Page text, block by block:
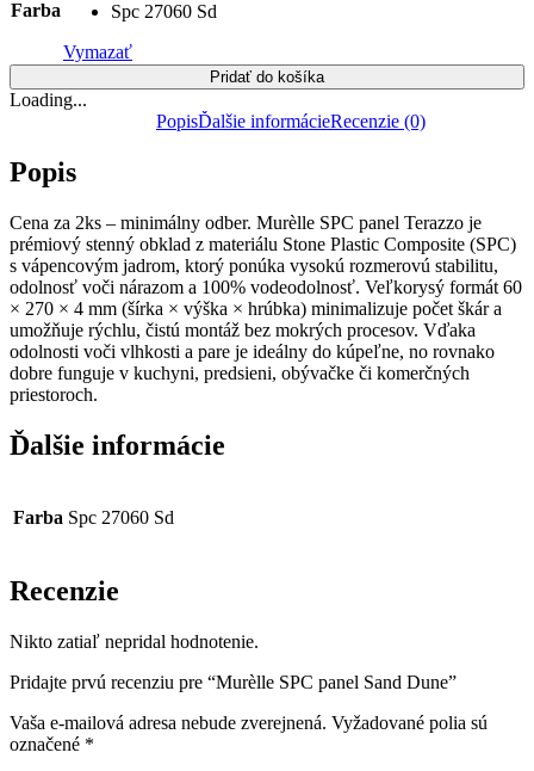
Farba
Spc 27060 Sd
Vymazať
Pridať do košíka
Loading...
PopisĎalšie informácieRecenzie (0)
Popis
Cena za 2ks – minimálny odber. Murèlle SPC panel Terazzo je
prémiový stenný obklad z materiálu Stone Plastic Composite (SPC)
s vápencovým jadrom, ktorý ponúka vysokú rozmerovú stabilitu,
odolnosť voči nárazom a 100% vodeodolnosť. Veľkorysý formát 60
× 270 × 4 mm (šírka × výška × hrúbka) minimalizuje počet škár a
umožňuje rýchlu, čistú montáž bez mokrých procesov. Vďaka
odolnosti voči vlhkosti a pare je ideálny do kúpeľne, no rovnako
dobre funguje v kuchyni, predsieni, obývačke či komerčných
priestoroch.
Ďalšie informácie
Farba Spc 27060 Sd
Recenzie
Nikto zatiaľ nepridal hodnotenie.
Pridajte prvú recenziu pre “Murèlle SPC panel Sand Dune”
Vaša e-mailová adresa nebude zverejnená. Vyžadované polia sú
označené *